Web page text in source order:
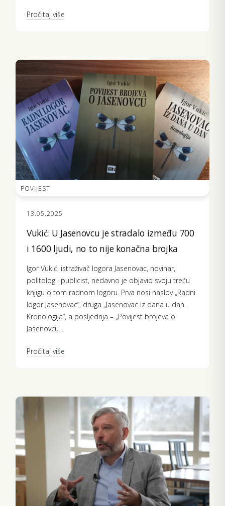
Pročitaj više
POVIJEST
13.05.2025
Vukić: U Jasenovcu je stradalo između 700
i 1600 ljudi, no to nije konačna brojka
Igor Vukić, istraživač logora Jasenovac, novinar,
politolog i publicist, nedavno je objavio svoju treću
knjigu o tom radnom logoru. Prva nosi naslov „Radni
logor Jasenovac“, druga „Jasenovac iz dana u dan.
Kronologija“, a posljednja – „Povijest brojeva o
Jasenovcu...
Pročitaj više